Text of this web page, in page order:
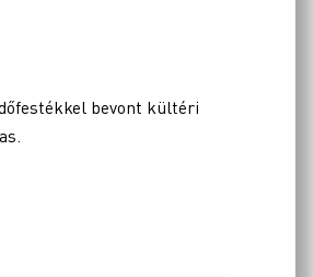
bevont kültéri